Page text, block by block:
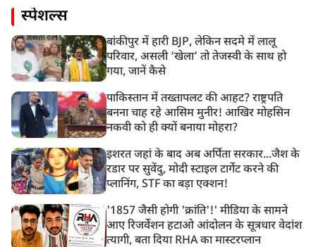
स्पेशल्स
बांकीपुर में हारी BJP, लेकिन सदमे में लालू
परिवार, असली ‘खेला’ तो तेजस्वी के साथ हो
गया, जानें कैसे
पाकिस्तान में तख्तापलट की आहट? राष्ट्रपति
बनना चाह रहे आसिम मुनीर! आखिर मोहसिन
नकवी को ही क्यों बनाया मोहरा?
इशरत जहां के बाद अब अर्पिता सरकार...जैश के
रडार पर सुवेंदु, मोदी स्टाइल टार्गेट करने की
प्लानिंग, STF का बड़ा एक्शन!
'1857 जैसी होगी 'क्रांति'!' मीडिया के सामने
आए रिजर्वेशन हटाओ आंदोलन के सूत्रधार वेदांश
त्यागी, बता दिया RHA का मास्टरप्लान